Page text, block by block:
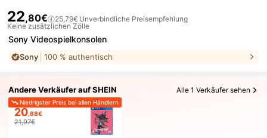
22,80€ 25,79€ Unverbindliche Preisempfehlung
Keine zusätzlichen Zölle
Sony Videospielkonsolen
Sony 100 % authentisch
Andere Verkäufer auf SHEIN Alle 1 Verkäufer sehen
Niedrigster Preis bei allen Händlern
20,88€
21,97€